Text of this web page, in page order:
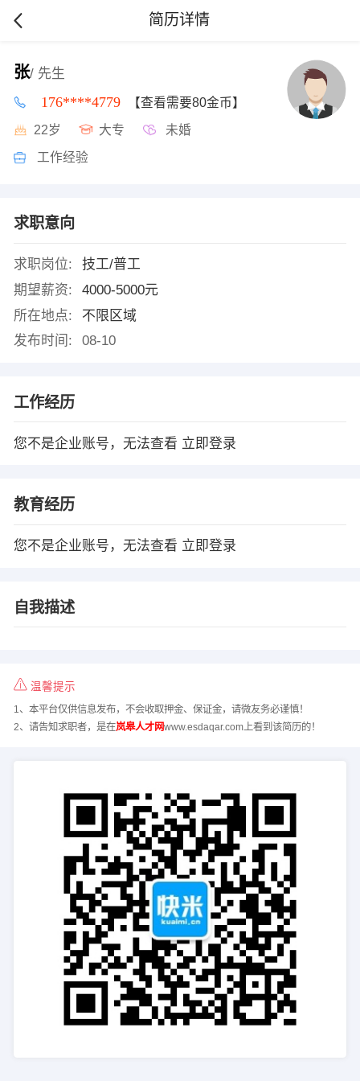
简历详情
张/ 先生
176****4779 【查看需要80金币】
22岁 大专 未婚
工作经验
求职意向
求职岗位:
技工/普工
期望薪资:
4000-5000元
所在地点:
不限区域
发布时间:
08-10
工作经历
您不是企业账号，无法查看 立即登录
教育经历
您不是企业账号，无法查看 立即登录
自我描述
温馨提示
1、本平台仅供信息发布，不会收取押金、保证金，请微友务必谨慎！
2、请告知求职者，是在岚皋人才网www.esdaqar.com上看到该简历的！